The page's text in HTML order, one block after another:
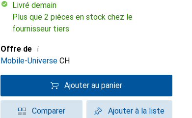
Livré demain
Plus que 2 pièces en stock chez le
fournisseur tiers
Offre de i
Mobile-Universe CH
Ajouter au panier
Comparer Ajouter à la liste